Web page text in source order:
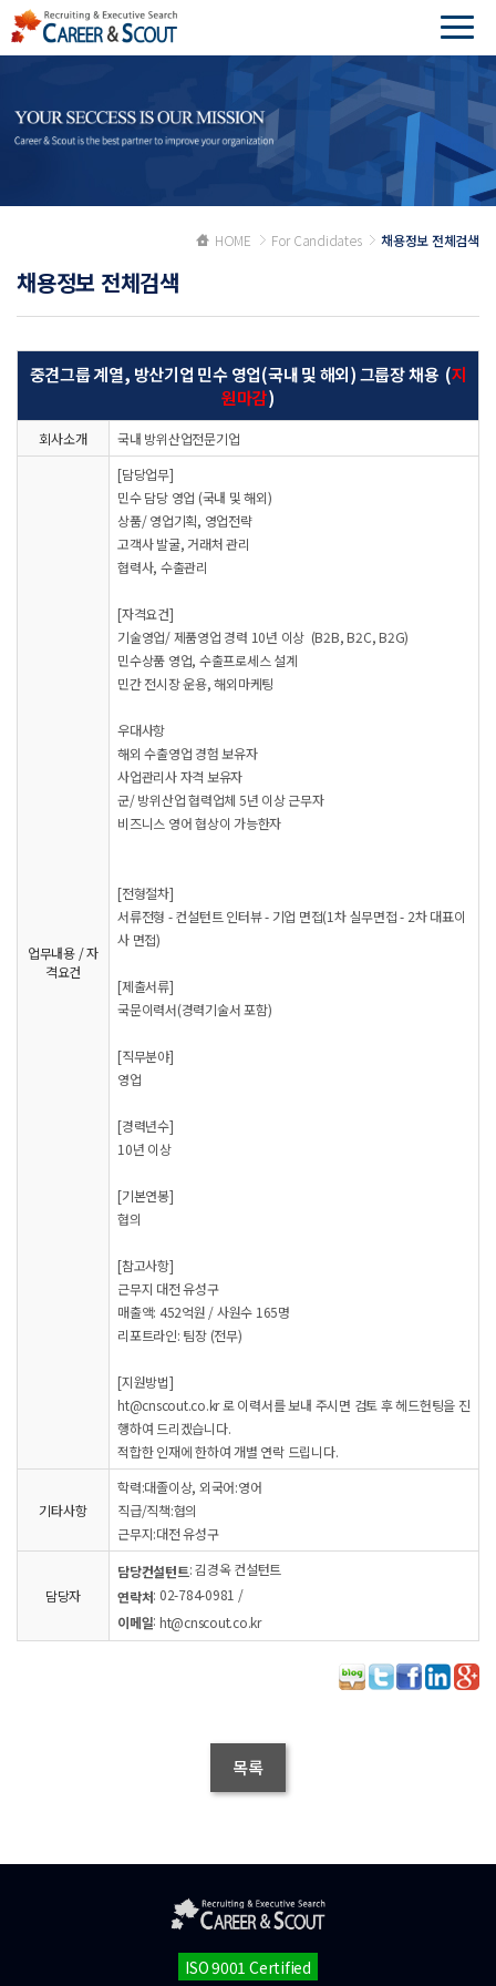
HOME For Candidates 채용정보 전체검색
채용정보 전체검색
중견그룹 계열, 방산기업 민수 영업(국내 및 해외) 그룹장 채용 (지
원마감)
회사소개 국내 방위산업전문기업
업무내용 / 자
격요건
[담당업무]
민수 담당 영업 (국내 및 해외)
상품/ 영업기획, 영업전략
고객사 발굴, 거래처 관리
협력사, 수출관리
[자격요건]
기술영업/ 제품영업 경력 10년 이상 (B2B, B2C, B2G)
민수상품 영업, 수출프로세스 설계
민간 전시장 운용, 해외마케팅
우대사항
해외 수출영업 경험 보유자
사업관리사 자격 보유자
군/ 방위산업 협력업체 5년 이상 근무자
비즈니스 영어 협상이 가능한자
[전형절차]
서류전형 - 컨설턴트 인터뷰 - 기업 면접(1차 실무면접 - 2차 대표이
사 면접)
[제출서류]
국문이력서(경력기술서 포함)
[직무분야]
영업
[경력년수]
10년 이상
[기본연봉]
협의
[참고사항]
근무지 대전 유성구
매출액: 452억원 / 사원수 165명
리포트라인: 팀장 (전무)
[지원방법]
ht@cnscout.co.kr 로 이력서를 보내 주시면 검토 후 헤드헌팅을 진
행하여 드리겠습니다.
적합한 인재에 한하여 개별 연락 드립니다.
기타사항
학력:대졸이상, 외국어:영어
직급/직책:협의
근무지:대전 유성구
담당자
담당컨설턴트: 김경옥 컨설턴트
연락처: 02-784-0981 /
이메일: ht@cnscout.co.kr
목록
ISO 9001 Certified